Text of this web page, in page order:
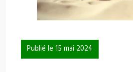
Publié le 15 mai 2024